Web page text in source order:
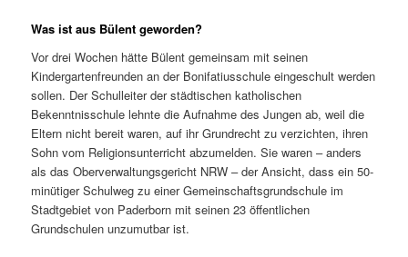
Was ist aus Bülent geworden?
Vor drei Wochen hätte Bülent gemeinsam mit seinen
Kindergartenfreunden an der Bonifatiusschule eingeschult werden
sollen. Der Schulleiter der städtischen katholischen
Bekenntnisschule lehnte die Aufnahme des Jungen ab, weil die
Eltern nicht bereit waren, auf ihr Grundrecht zu verzichten, ihren
Sohn vom Religionsunterricht abzumelden. Sie waren – anders
als das Oberverwaltungsgericht NRW – der Ansicht, dass ein 50-
minütiger Schulweg zu einer Gemeinschaftsgrundschule im
Stadtgebiet von Paderborn mit seinen 23 öffentlichen
Grundschulen unzumutbar ist.